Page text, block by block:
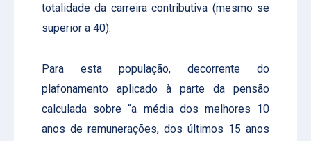
totalidade da carreira contributiva (mesmo se
superior a 40).
Para esta população, decorrente do
plafonamento aplicado à parte da pensão
calculada sobre “a média dos melhores 10
anos de remunerações, dos últimos 15 anos